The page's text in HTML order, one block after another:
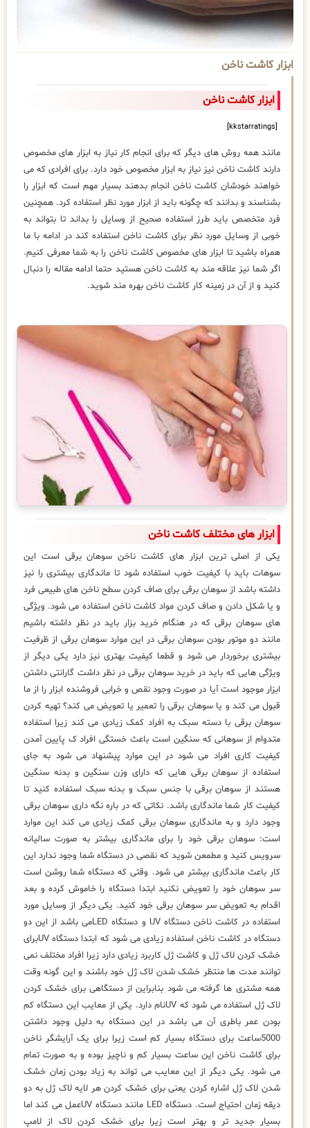
ابزار کاشت ناخن
ابزار کاشت ناخن
مانند همه روش های دیگر که برای انجام کار نیاز به ابزار های مخصوص
دارند کاشت ناخن نیز نیاز به ابزار مخصوص خود دارد. برای افرادی که می
خواهند خودشان کاشت ناخن انجام بدهند بسیار مهم است که ابزار را
بشناسند و بدانند که چگونه باید از ابزار مورد نظر استفاده کرد. همچنین
فرد متخصص باید طرز استفاده صحیح از وسایل را بداند تا بتواند به
خوبی از وسایل مورد نظر برای کاشت ناخن استفاده کند در ادامه با ما
همراه باشید تا ابزار های مخصوص کاشت ناخن را به شما معرفی کنیم.
اگر شما نیز علاقه مند به کاشت ناخن هستید حتما ادامه مقاله را دنبال
کنید و از آن در زمینه کار کاشت ناخن بهره مند شوید.
ابزار های مختلف کاشت ناخن
یکی از اصلی ترین ابزار های کاشت ناخن سوهان برقی است این
سوهات باید با کیفیت خوب استفاده شود تا ماندگاری بیشتری را نیز
داشته باشد از سوهان برقی برای صاف کردن سطح ناخن های طبیعی فرد
و یا شکل دادن و صاف کردن مواد کاشت ناخن استفاده می شود. ویژگی
های سوهان برقی که در هنگام خرید بزار باید در نظر داشته باشیم
مانند دو موتور بودن سوهان برقی در این موارد سوهان برقی از ظرفیت
بیشتری برخوردار می شود و قطعا کیفیت بهتری نیز دارد یکی دیگر از
ویژگی هایی که باید در خرید سوهان برقی در نظر داشت گارانتی داشتن
ابزار موجود است آیا در صورت وجود نقص و خرابی فروشنده ابزار را از ما
قبول می کند و یا سوهان برقی را تعمیر یا تعویض می کند؟ تهیه کردن
سوهان برقی با دسته سبک به افراد کمک زیادی می کند زیرا استفاده
متدوام از سوهانی که سنگین است باعث خستگی افراد ک پایین آمدن
کیفیت کاری افراد می شود در این موارد پیشنهاد می شود به جای
استفاده از سوهان برقی هایی که دارای وزن سنگین و بدنه سنگین
هستند از سوهان برقی با جنس سبک و بدنه سبک استفاده کنید تا
کیفیت کار شما ماندگاری باشد. نکاتی که در باره نگه داری سوهان برقی
وجود دارد و به ماندگاری سوهان برقی کمک زیادی می کند این موارد
است: سوهان برقی خود را برای ماندگاری بیشتر به صورت سالیانه
سرویس کنید و مطمعن شوید که نقصی در دستگاه شما وجود ندارد این
کار باعث ماندگاری بیشتر می شود. وقتی که دستگاه شما روشن است
سر سوهان خود را تعویض نکنید ابتدا دستگاه را خاموش کرده و بعد
اقدام به تعویض سر سوهان برقی خود کنید. یکی دیگر از وسایل مورد
استفاده در کاشت ناخن دستگاه UV و دستگاه LEDمی باشد از این دو
دستگاه در کاشت ناخن استفاده زیادی می شود که ابتدا دستگاه UVبرای
خشک کردن لاک ژل و کاشت ژل کاربرد زیادی دارد زیرا افراد مختلف نمی
توانند مدت ها منتظر خشک شدن لاک ژل خود باشند و این گونه وقت
همه مشتری ها گرفته می شود بنابراین از دستگاهی برای خشک کردن
لاک ژل استفاده می شود که UVنام دارد. یکی از معایب این دستگاه کم
بودن عمر باطری آن می باشد در این دستگاه به دلیل وجود داشتن
5000ساعت برای دستگاه بسیار کم است زیرا برای یک آرایشگر ناخن
برای کاشت ناخن این ساعت بسیار کم و ناچیز بوده و به صورت تمام
می شود. یکی دیگر از این معایب می تواند به زیاد بودن زمان خشک
شدن لاک ژل اشاره کردن یعنی برای خشک کردن هر لایه لاک ژل به دو
دیقه زمان احتیاج است. دستگاه LED مانند دستگاه UVعمل می کند اما
بسیار جدید تر و بهتر است زیرا برای خشک کردن لاک از لامپ